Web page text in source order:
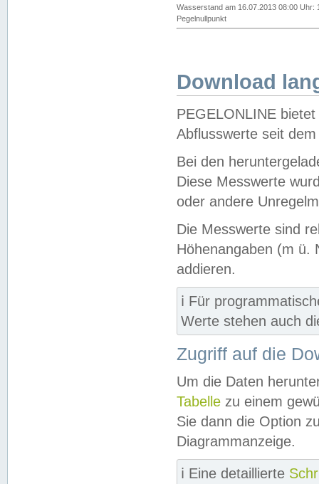
Wasserstand am 16.07.2013 08:00 Uhr:
Pegelnullpunkt
Download
PEGELONLINE
Abflusswerte seit
Bei den
Diese Messwerte
oder andere
Die Messwerte sind
Höhenangaben (m ü.
addieren.
ℹ️ Für
Werte stehen auch
Zugriff auf die
Um die Daten
Tabelle zu einem
Sie dann die Option
Diagrammanzeige.
ℹ️ Eine detaillierte